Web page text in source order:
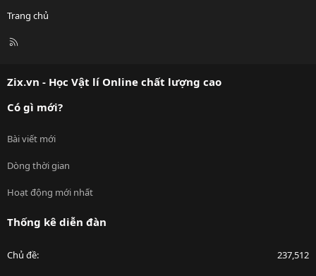
Trang chủ
R
Zix.vn - Học Vật lí Online chất lượng cao
Có gì mới?
Bài viết mới
Dòng thời gian
Hoạt động mới nhất
Thống kê diễn đàn
Chủ đề 237,512